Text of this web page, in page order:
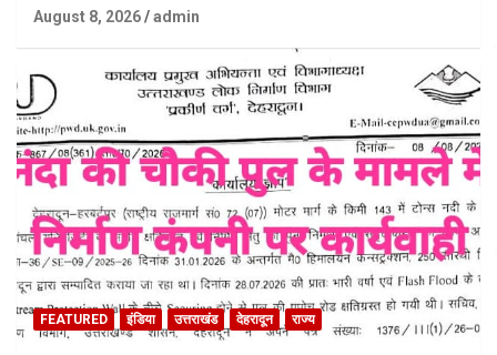
August 8, 2026 admin
FEATURED इंडिया उत्तराखंड देहरादून राज्य